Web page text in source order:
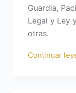
Guardia,
Legal y Ley
otras.
Continuar